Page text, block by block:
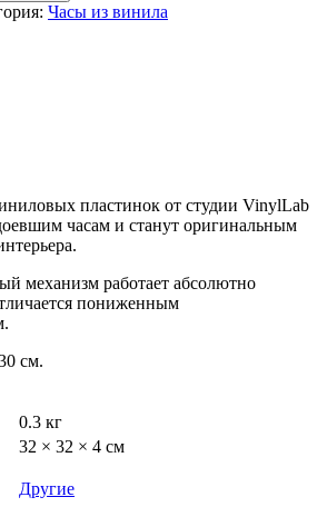
Часы из винила
пластинок от студии VinylLab
часам и станут оригинальным
механизм работает абсолютно
пониженным
см.
0.3 кг
32 × 32 × 4 см
Другие